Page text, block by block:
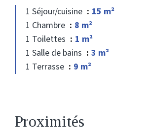
1 Séjour/cuisine
15 m²
1 Chambre
8 m²
1 Toilettes
1 m²
1 Salle de bains
3 m²
1 Terrasse
9 m²
Proximités